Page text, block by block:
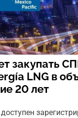
закупать
LNG в
20 лет